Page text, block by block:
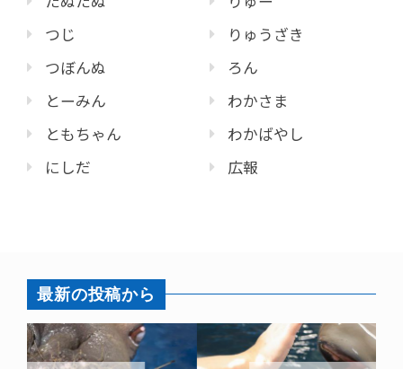
つじ
つぼんぬ
とーみん
ともちゃん
にしだ
りゅうざき
ろん
わかさま
わかばやし
広報
最新の投稿から